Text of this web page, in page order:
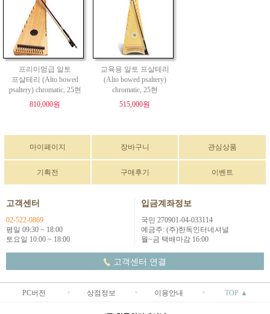
프리미엄급 알토
프살테리 (Alto bowed
psaltery) chromatic, 25현
810,000원
교육용 알토 프살테리
(Alto bowed psaltery)
chromatic, 25현
515,000원
마이페이지 장바구니 관심상품
기획전 구매후기 이벤트
고객센터
02-522-0869
평일 09:30 ~ 18:00
토요일 10:00 ~ 18:00
입금계좌정보
국민 270901-04-033114
예금주: (주)한독인터네셔널
월~금 택배마감 16:00
고객센터 연결
PC버전 상점정보 이용안내 TOP ▲